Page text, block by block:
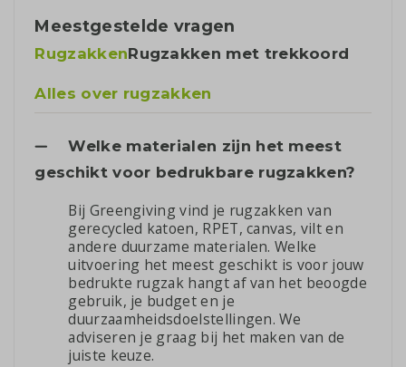
Meestgestelde vragen
RugzakkenRugzakken met trekkoord
Alles over rugzakken
Welke materialen zijn het meest
geschikt voor bedrukbare rugzakken?
Bij Greengiving vind je rugzakken van
gerecycled katoen, RPET, canvas, vilt en
andere duurzame materialen. Welke
uitvoering het meest geschikt is voor jouw
bedrukte rugzak hangt af van het beoogde
gebruik, je budget en je
duurzaamheidsdoelstellingen. We
adviseren je graag bij het maken van de
juiste keuze.